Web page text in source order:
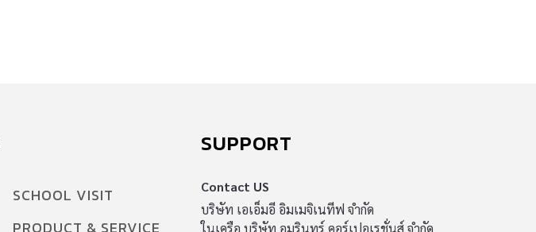
SCHOOL VISIT
PRODUCT & SERVICE
SUPPORT
Contact US
บริษัท เอเอ็มอี อิมเมจิเนทีฟ จำกัด
ในเครือ บริษัท อมรินทร์ คอร์เปอเรชั่นส์ จำกัด